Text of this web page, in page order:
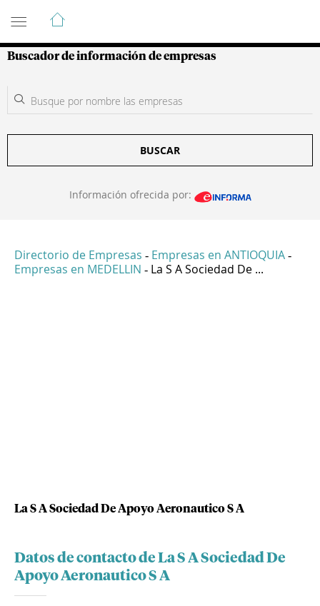
Guía de Empresas Colombianas
Buscador de información de empresas
BUSCAR
Información ofrecida por:
Directorio de Empresas - Empresas en ANTIOQUIA -
Empresas en MEDELLIN - La S A Sociedad De ...
La S A Sociedad De Apoyo Aeronautico S A
Datos de contacto de La S A Sociedad De
Apoyo Aeronautico S A